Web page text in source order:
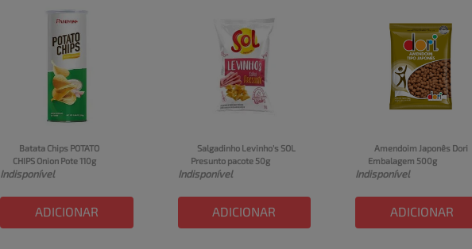
Batata Chips POTATO
CHIPS Onion Pote 110g
Indisponível
ADICIONAR
Salgadinho Levinho's SOL
Presunto pacote 50g
Indisponível
ADICIONAR
Amendoim Japonês Dori
Embalagem 500g
Indisponível
ADICIONAR